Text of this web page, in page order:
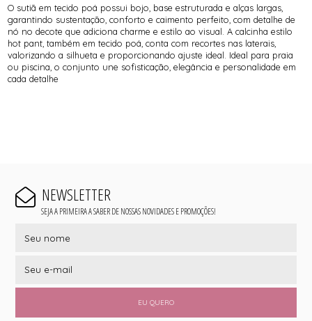
O sutiã em tecido poá possui bojo, base estruturada e alças largas,
garantindo sustentação, conforto e caimento perfeito, com detalhe de
nó no decote que adiciona charme e estilo ao visual. A calcinha estilo
hot pant, também em tecido poá, conta com recortes nas laterais,
valorizando a silhueta e proporcionando ajuste ideal. Ideal para praia
ou piscina, o conjunto une sofisticação, elegância e personalidade em
cada detalhe
NEWSLETTER
SEJA A PRIMEIRA A SABER DE NOSSAS NOVIDADES E PROMOÇÕES!
EU QUERO